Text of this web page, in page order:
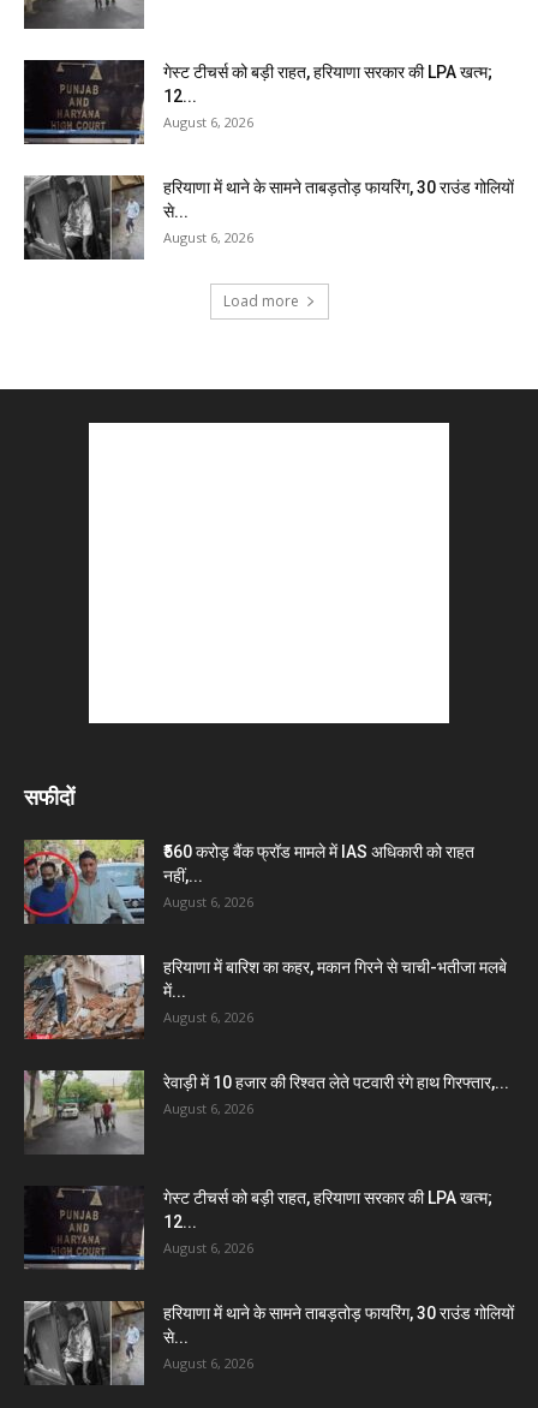
गेस्ट टीचर्स को बड़ी राहत, हरियाणा सरकार की LPA खत्म;
12...
August 6, 2026
हरियाणा में थाने के सामने ताबड़तोड़ फायरिंग, 30 राउंड गोलियों
से...
August 6, 2026
Load more
सफीदों
₹560 करोड़ बैंक फ्रॉड मामले में IAS अधिकारी को राहत
नहीं,...
August 6, 2026
हरियाणा में बारिश का कहर, मकान गिरने से चाची-भतीजा मलबे
में...
August 6, 2026
रेवाड़ी में 10 हजार की रिश्वत लेते पटवारी रंगे हाथ गिरफ्तार,...
August 6, 2026
गेस्ट टीचर्स को बड़ी राहत, हरियाणा सरकार की LPA खत्म;
12...
August 6, 2026
हरियाणा में थाने के सामने ताबड़तोड़ फायरिंग, 30 राउंड गोलियों
से...
August 6, 2026